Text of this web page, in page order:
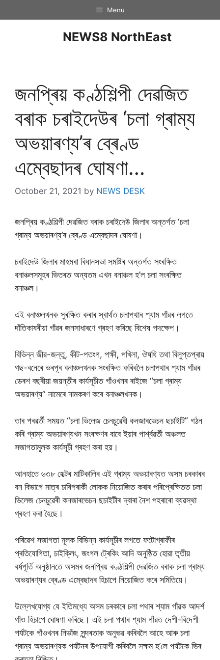
Menu
NEWS8 NorthEast
জনপ্ৰিয় কণ্ঠশিল্পী দেৱজিত
বৰাক চৰাইদেউৰ ‘চলা গ্ৰাম্য
অভয়াৰণ্য’ৰ ব্ৰেণ্ড
এম্বেছাদৰ ঘোষণা…
October 21, 2021 by NEWS DESK
জনপ্ৰিয় কণ্ঠশিল্পী দেৱজিত বৰাক চৰাইদেউ জিলাৰ অন্তৰ্গত ‘চলা
গ্ৰাম্য অভয়াৰণ্য’ৰ ব্ৰেণ্ড এম্বেছাদৰ ঘোষণা।
চৰাইদেউ জিলাৰ মাহমৰা বিধানসভা সমষ্টিৰ অন্তৰ্গত সংৰক্ষিত
বনাঞ্চলসমূহৰ ভিতৰত অন্যতম এখন বনাঞ্চল হ’ল চলা সংৰক্ষিত
বনাঞ্চল।
এই বনাঞ্চলখনক সুৰক্ষিত কৰাৰ স্বাৰ্থত চলাপথাৰ শ্যাম গাঁৱৰ লগতে
দাঁতিকাষৰীয়া গাঁৱৰ জনসাধাৰণে গ্ৰহণ কৰিছে বিশেষ পদক্ষেপ।
বিভিন্ন জীৱ-জন্তু, কীট-পতংগ, পক্ষী, পখিলা, ঔষধি তথা বিলুপ্তপ্ৰায়
গছ-বনেৰে ভৰপূৰ বনাঞ্চলখনক সংৰক্ষিত কৰিবলৈ চলাপথাৰ শ্যাম গাঁৱৰ
ডেৰশ বছৰীয়া জয়ন্তীৰ কাৰ্যসূচীত গাঁওখনৰ ৰাইজে “চলা গ্ৰাম্য
অভয়াৰণ্য” নামেৰে নামকৰণ কৰে বনাঞ্চলখনক।
তাৰ পৰৱৰ্তী সময়ত “চলা ভিলেজ চেনচুৱেৰী কনজাৰভেচন ছচাইটি” গঠন
কৰি গ্ৰাম্য অভয়াৰণ্যখন সংৰক্ষণৰ বাবে ইয়াৰ পাৰ্শ্বৱৰ্তী অঞ্চলত
সজাগতামূলক কাৰ্যসূচী গ্ৰহণ কৰা হয়।
আনহাতে ৬৩৮ হেক্টৰ মাটিকালিৰ এই গ্ৰাম্য অভয়াৰণ্যত অসম চৰকাৰৰ
বন বিভাগে মাত্ৰ চাৰিগৰাকী লোকক নিয়োজিত কৰাৰ পৰিপ্ৰেক্ষিতত চলা
ভিলেজ চেনচুৱেৰী কনজাৰভেচন ছচাইটীৰ দ্বাৰা নৈশ পহৰাৰো ব্যৱস্থা
গ্ৰহণ কৰা হৈছে।
পৰিৱেশ সজাগতা মূলক বিভিন্ন কাৰ্যসূচীৰ লগতে ফটোগ্ৰাফীৰ
প্ৰতিযোগিতা, চাইক্লিং, জংগল ট্ৰেকিং আদি অনুষ্ঠিত হোৱা তৃতীয়
বৰ্ষপূৰ্তি অনুষ্ঠানতে অসমৰ জনপ্ৰিয় কণ্ঠশিল্পী দেৱজিত বৰাক চলা গ্ৰাম্য
অভয়াৰণ্যৰ ব্ৰেণ্ড এম্বেছাদৰ হিচাপে নিয়োজিত কৰে সমিতিয়ে।
উল্লেখযোগ্য যে ইতিমধ্যে অসম চৰকাৰে চলা পথাৰ শ্যাম গাঁৱক আদৰ্শ
গাঁও হিচাপে ঘোষণা কৰিছে। এই চলা পথাৰ শ্যাম গাঁৱত দেশী-বিদেশী
পৰ্যটকে গাঁওখনৰ নিভাঁজ সুন্দৰতাক অনুভৱ কৰিবলৈ আহে আৰু চলা
গ্ৰাম্য অভয়াৰণ্যক পৰ্যটনৰ উপযোগী কৰিবলৈ সক্ষম হ’লে পৰ্যটকে ভিৰ